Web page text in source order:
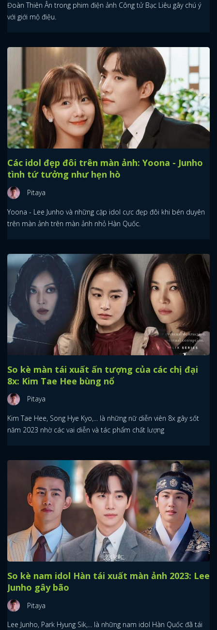
Đoàn Thiên Ân trong phim điện ảnh Công tử Bạc Liêu gây chú ý
với giới mộ điệu.
Các idol đẹp đôi trên màn ảnh: Yoona - Junho
tình tứ tưởng như hẹn hò
Pitaya
Yoona - Lee Junho và những cặp idol cực đẹp đôi khi bén duyên
trên màn ảnh trên màn ảnh nhỏ Hàn Quốc.
So kè màn tái xuất ấn tượng của các chị đại
8x: Kim Tae Hee bùng nổ
Pitaya
Kim Tae Hee, Song Hye Kyo,... là những nữ diễn viên 8x gây sốt
năm 2023 nhờ các vai diễn và tác phẩm chất lượng
So kè nam idol Hàn tái xuất màn ảnh 2023: Lee
Junho gây bão
Pitaya
Lee Junho, Park Hyung Sik,... là những nam idol Hàn Quốc đã tái